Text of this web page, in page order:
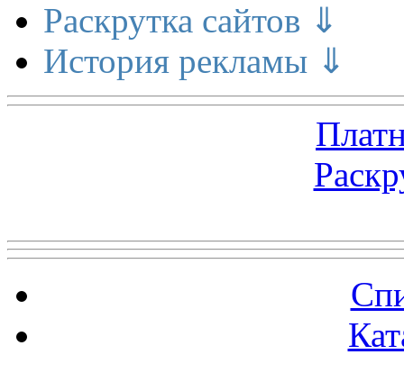
Раскрутка сайтов ⇓
История рекламы ⇓